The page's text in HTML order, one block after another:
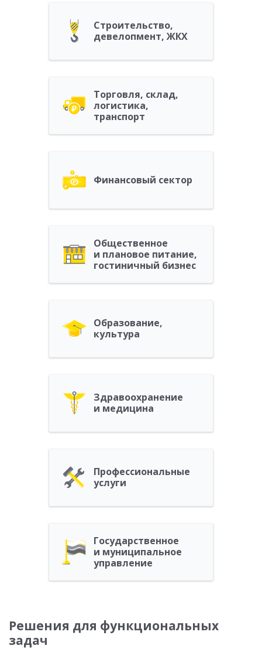
Строительство,
девелопмент, ЖКХ
Торговля, склад,
логистика,
транспорт
Финансовый сектор
Общественное
и плановое питание,
гостиничный бизнес
Образование,
культура
Здравоохранение
и медицина
Профессиональные
услуги
Государственное
и муниципальное
управление
Решения для функциональных
задач